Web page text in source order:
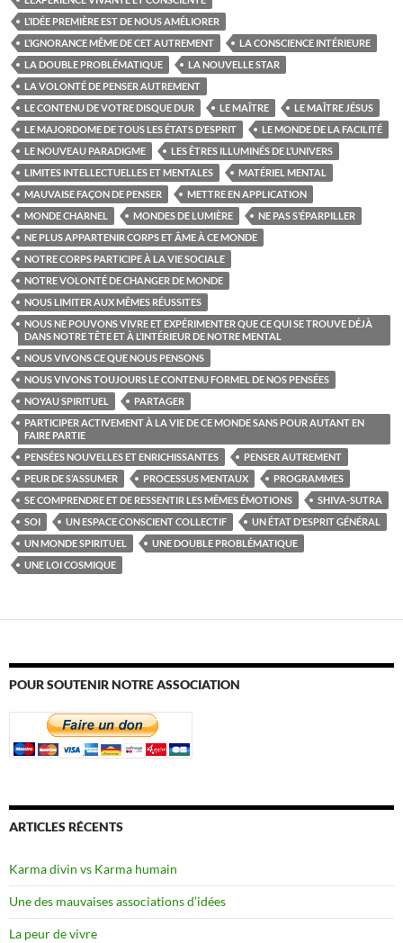
L’IDÉE PREMIÈRE EST DE NOUS AMÉLIORER
L’IGNORANCE MÊME DE CET AUTREMENT
LA CONSCIENCE INTÉRIEURE
LA DOUBLE PROBLÉMATIQUE
LA NOUVELLE STAR
LA VOLONTÉ DE PENSER AUTREMENT
LE CONTENU DE VOTRE DISQUE DUR
LE MAÎTRE
LE MAÎTRE JÉSUS
LE MAJORDOME DE TOUS LES ÉTATS D’ESPRIT
LE MONDE DE LA FACILITÉ
LE NOUVEAU PARADIGME
LES ÊTRES ILLUMINÉS DE L’UNIVERS
LIMITES INTELLECTUELLES ET MENTALES
MATÉRIEL MENTAL
MAUVAISE FAÇON DE PENSER
METTRE EN APPLICATION
MONDE CHARNEL
MONDES DE LUMIÈRE
NE PAS S’ÉPARPILLER
NE PLUS APPARTENIR CORPS ET ÂME À CE MONDE
NOTRE CORPS PARTICIPE À LA VIE SOCIALE
NOTRE VOLONTÉ DE CHANGER DE MONDE
NOUS LIMITER AUX MÊMES RÉUSSITES
NOUS NE POUVONS VIVRE ET EXPÉRIMENTER QUE CE QUI SE TROUVE DÉJÀ
DANS NOTRE TÊTE ET À L’INTÉRIEUR DE NOTRE MENTAL
NOUS VIVONS CE QUE NOUS PENSONS
NOUS VIVONS TOUJOURS LE CONTENU FORMEL DE NOS PENSÉES
NOYAU SPIRITUEL
PARTAGER
PARTICIPER ACTIVEMENT À LA VIE DE CE MONDE SANS POUR AUTANT EN
FAIRE PARTIE
PENSÉES NOUVELLES ET ENRICHISSANTES
PENSER AUTREMENT
PEUR DE S’ASSUMER
PROCESSUS MENTAUX
PROGRAMMES
SE COMPRENDRE ET DE RESSENTIR LES MÊMES ÉMOTIONS
SHIVA-SUTRA
SOI
UN ESPACE CONSCIENT COLLECTIF
UN ÉTAT D’ESPRIT GÉNÉRAL
UN MONDE SPIRITUEL
UNE DOUBLE PROBLÉMATIQUE
UNE LOI COSMIQUE
POUR SOUTENIR NOTRE ASSOCIATION
ARTICLES RÉCENTS
Karma divin vs Karma humain
Une des mauvaises associations d’idées
La peur de vivre